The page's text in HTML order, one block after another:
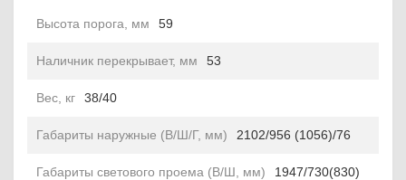
Высота порога, мм 59
Наличник перекрывает, мм 53
Вес, кг 38/40
Габариты наружные (В/Ш/Г, мм) 2102/956 (1056)/76
Габариты светового проема (В/Ш, мм) 1947/730(830)